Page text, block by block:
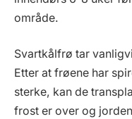
område.
Svartkålfrø tar
Etter at frøene har
sterke, kan de
frost er over og